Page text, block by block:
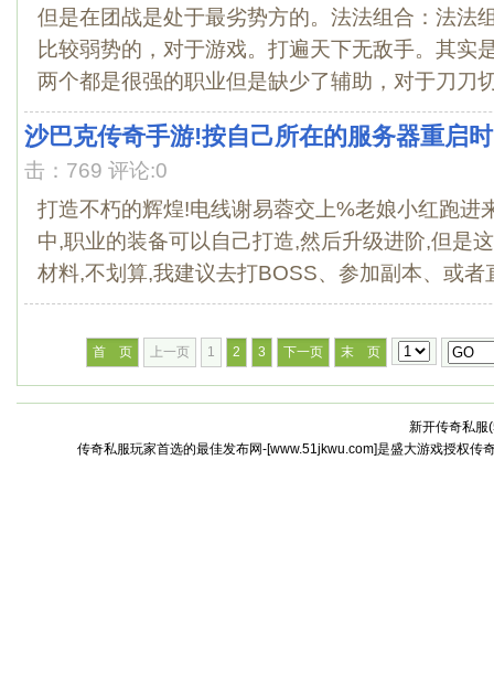
但是在团战是处于最劣势方的。法法组合：法法
比较弱势的，对于游戏。打遍天下无敌手。其实
两个都是很强的职业但是缺少了辅助，对于刀刀
沙巴克传奇手游!按自己所在的服务器重启
击：769 评论:0
打造不朽的辉煌!电线谢易蓉交上%老娘小红跑进
中,职业的装备可以自己打造,然后升级进阶,但是
材料,不划算,我建议去打BOSS、参加副本、或者
首 页 上一页 1 2 3 下一页 末 页
新开传奇私服(
传奇私服玩家首选的最佳发布网-[www.51jkwu.com]是盛大游戏授权传